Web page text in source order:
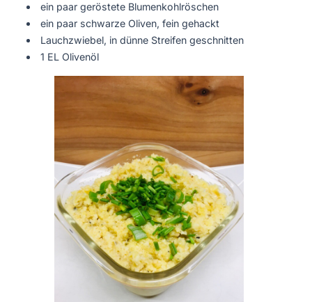
ein paar geröstete Blumenkohlröschen
ein paar schwarze Oliven, fein gehackt
Lauchzwiebel, in dünne Streifen geschnitten
1 EL Olivenöl